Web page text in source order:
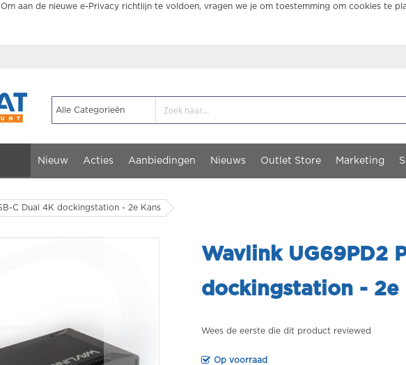
Om aan de nieuwe e-Privacy richtlijn te voldoen, vragen we je om toestemming om cookies te
Nieuw Acties Aanbiedingen Nieuws Outlet Store Marketing
C Dual 4K dockingstation - 2e Kans
Wavlink UG69PD2
dockingstation - 2e
Wees de eerste die dit product reviewed
Op voorraad